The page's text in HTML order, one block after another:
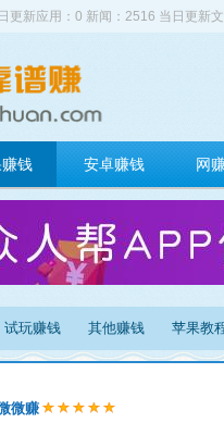
更新应用：0 新闻：2516 当日更新
钱 安卓赚钱 网
试玩赚钱 其他赚钱 苹果教
微赚